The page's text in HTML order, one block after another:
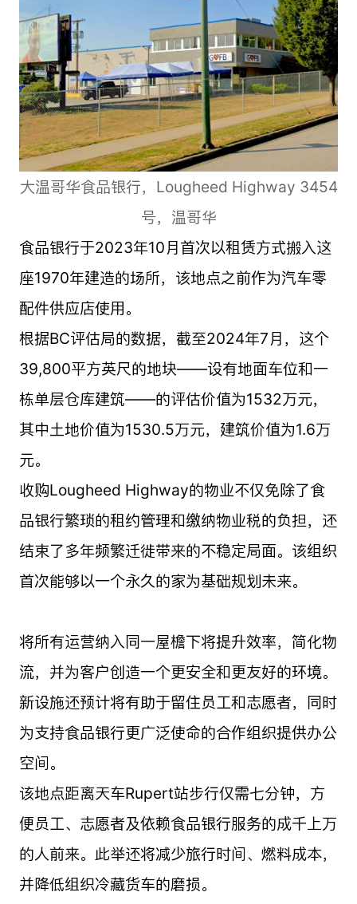
大温哥华食品银行，Lougheed Highway 3454
号，温哥华
食品银行于2023年10月首次以租赁方式搬入这
座1970年建造的场所，该地点之前作为汽车零
配件供应店使用。
根据BC评估局的数据，截至2024年7月，这个
39,800平方英尺的地块——设有地面车位和一
栋单层仓库建筑——的评估价值为1532万元，
其中土地价值为1530.5万元，建筑价值为1.6万
元。
收购Lougheed Highway的物业不仅免除了食
品银行繁琐的租约管理和缴纳物业税的负担，还
结束了多年频繁迁徙带来的不稳定局面。该组织
首次能够以一个永久的家为基础规划未来。
将所有运营纳入同一屋檐下将提升效率，简化物
流，并为客户创造一个更安全和更友好的环境。
新设施还预计将有助于留住员工和志愿者，同时
为支持食品银行更广泛使命的合作组织提供办公
空间。
该地点距离天车Rupert站步行仅需七分钟，方
便员工、志愿者及依赖食品银行服务的成千上万
的人前来。此举还将减少旅行时间、燃料成本，
并降低组织冷藏货车的磨损。